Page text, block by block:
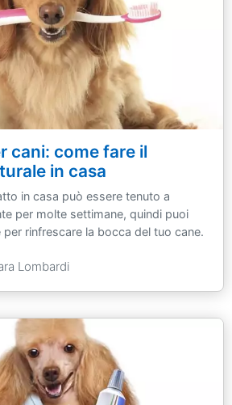
cani: come fare il
in casa
in casa può essere tenuto a
per molte settimane, quindi puoi
rinfrescare la bocca del tuo cane.
Lombardi